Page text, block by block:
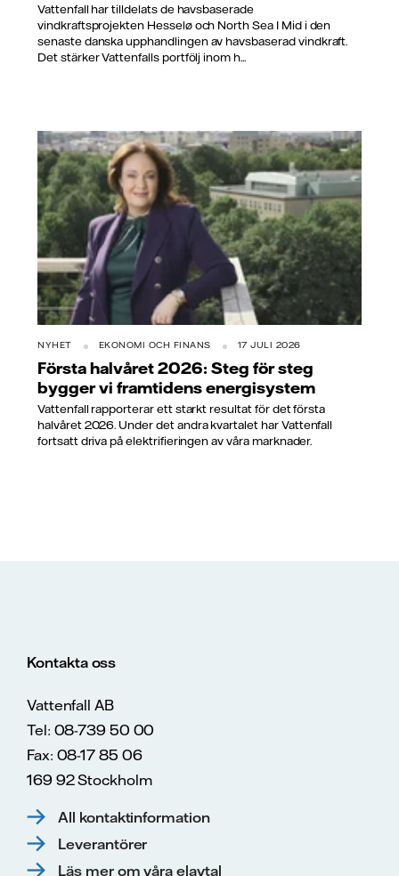
Vattenfall har tilldelats de havsbaserade
vindkraftsprojekten Hesselø och North Sea I Mid i den
senaste danska upphandlingen av havsbaserad vindkraft.
Det stärker Vattenfalls portfölj inom h...
NYHET EKONOMI OCH FINANS 17 JULI 2026
Första halvåret 2026: Steg för steg
bygger vi framtidens energisystem
Vattenfall rapporterar ett starkt resultat för det första
halvåret 2026. Under det andra kvartalet har Vattenfall
fortsatt driva på elektrifieringen av våra marknader.
Kontakta oss
Vattenfall AB
Tel: 08-739 50 00
Fax: 08-17 85 06
169 92 Stockholm
All kontaktinformation
Leverantörer
Läs mer om våra elavtal